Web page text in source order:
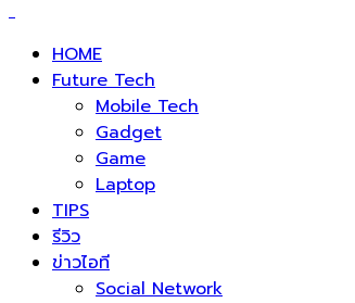
HOME
Future Tech
Mobile Tech
Gadget
Game
Laptop
TIPS
รีวิว
ข่าวไอที
Social Network